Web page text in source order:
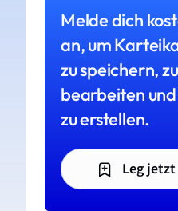
Melde dich
an, um
zu speichern, zu
bearbeiten
zu erstellen.
Leg